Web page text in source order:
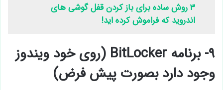
۳ روش ساده برای باز کردن قفل گوشی های
اندروید که فراموش کرده اید!
۹- برنامه BitLocker (روی خود ویندوز
وجود دارد بصورت پیش فرض)